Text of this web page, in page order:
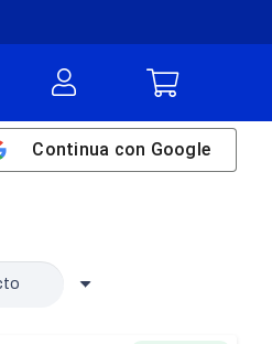
Continua con Google